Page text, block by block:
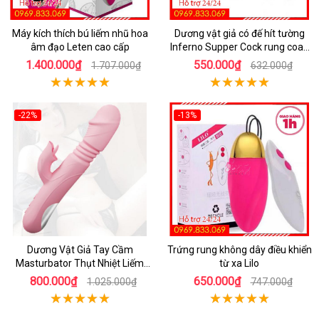
Máy kích thích bú liếm nhũ hoa
âm đạo Leten cao cấp
1.400.000₫ 1.707.000₫
Dương vật giả có đế hít tường
Inferno Supper Cock rung coay
7 chế độ
550.000₫ 632.000₫
-22%
Dương Vật Giả Tay Cầm
Masturbator Thụt Nhiệt Liếm
Rung
800.000₫ 1.025.000₫
-13%
Trứng rung không dây điều khiển
từ xa Lilo
650.000₫ 747.000₫